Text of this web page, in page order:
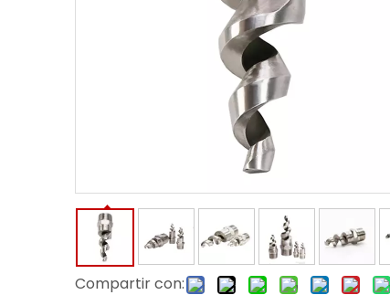
Compartir con: